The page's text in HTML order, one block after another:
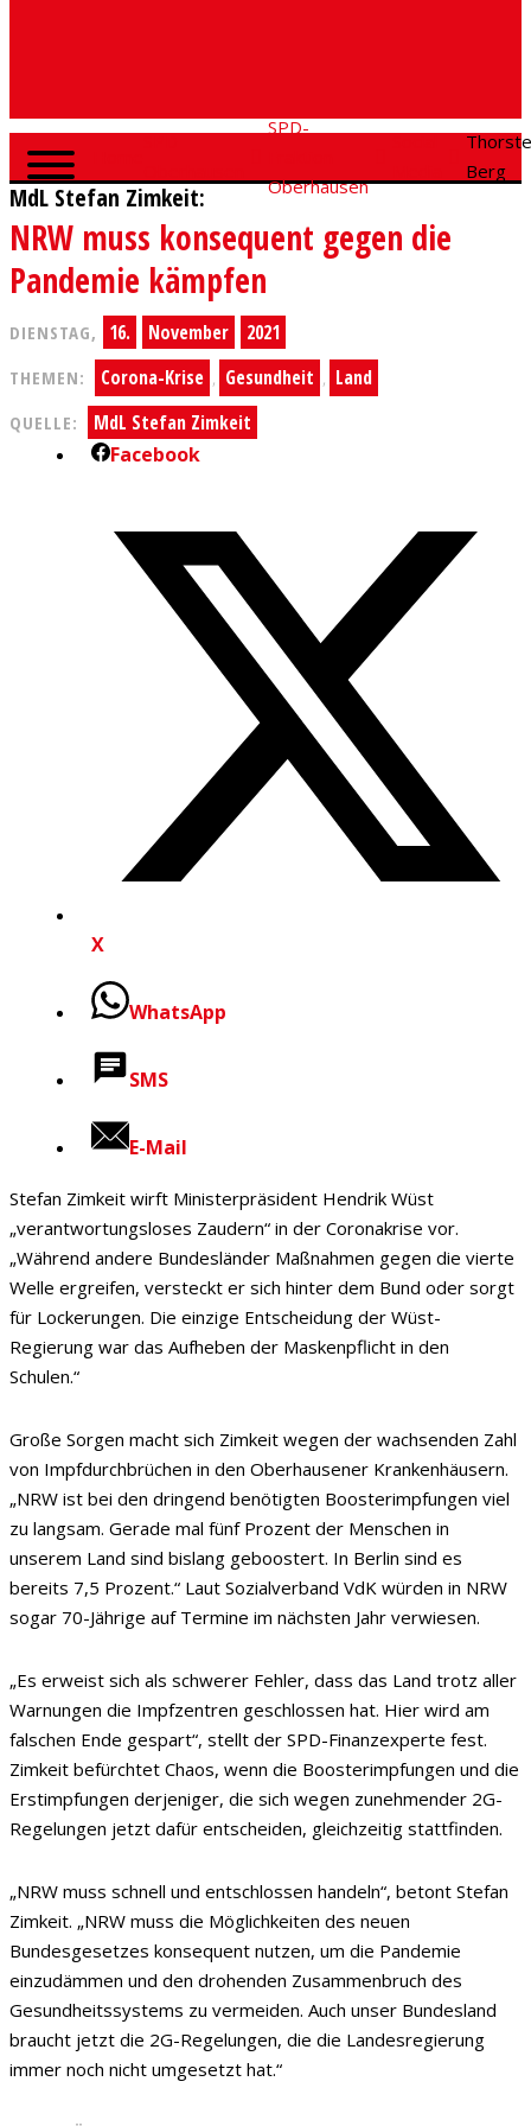
SPD-
Oberhausen
Berg
MdL Stefan Zimkeit:
NRW muss konsequent gegen die
Pandemie kämpfen
DIENSTAG, 16. November 2021
THEMEN: Corona-Krise , Gesundheit , Land
QUELLE:
MdL Stefan Zimkeit
Facebook
X
WhatsApp
SMS
E-Mail
Stefan Zimkeit wirft Ministerpräsident Hendrik Wüst
„verantwortungsloses Zaudern“ in der Coronakrise vor.
„Während andere Bundesländer Maßnahmen gegen die vierte
Welle ergreifen, versteckt er sich hinter dem Bund oder sorgt
für Lockerungen. Die einzige Entscheidung der Wüst-
Regierung war das Aufheben der Maskenpflicht in den
Schulen.“
Große Sorgen macht sich Zimkeit wegen der wachsenden Zahl
von Impfdurchbrüchen in den Oberhausener Krankenhäusern.
„NRW ist bei den dringend benötigten Boosterimpfungen viel
zu langsam. Gerade mal fünf Prozent der Menschen in
unserem Land sind bislang geboostert. In Berlin sind es
bereits 7,5 Prozent.“ Laut Sozialverband VdK würden in NRW
sogar 70-Jährige auf Termine im nächsten Jahr verwiesen.
„Es erweist sich als schwerer Fehler, dass das Land trotz aller
Warnungen die Impfzentren geschlossen hat. Hier wird am
falschen Ende gespart“, stellt der SPD-Finanzexperte fest.
Zimkeit befürchtet Chaos, wenn die Boosterimpfungen und die
Erstimpfungen derjeniger, die sich wegen zunehmender 2G-
Regelungen jetzt dafür entscheiden, gleichzeitig stattfinden.
„NRW muss schnell und entschlossen handeln“, betont Stefan
Zimkeit. „NRW muss die Möglichkeiten des neuen
Bundesgesetzes konsequent nutzen, um die Pandemie
einzudämmen und den drohenden Zusammenbruch des
Gesundheitssystems zu vermeiden. Auch unser Bundesland
braucht jetzt die 2G-Regelungen, die die Landesregierung
immer noch nicht umgesetzt hat.“